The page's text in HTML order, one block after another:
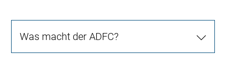
Was macht der ADFC?